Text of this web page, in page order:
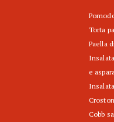
Torta
Paella
e
Cobb